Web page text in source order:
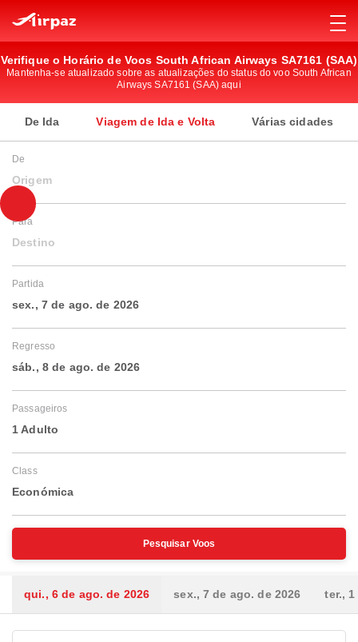
Verifique o Horário de Voos South African Airways SA7161 (SAA)
Mantenha-se atualizado sobre as atualizações do status do voo South African
Airways SA7161 (SAA) aqui
De Ida Viagem de Ida e Volta Várias cidades
De
Origem
Para
Destino
Partida
sex., 7 de ago. de 2026
Regresso
sáb., 8 de ago. de 2026
Passageiros
1 Adulto
Class
Económica
Pesquisar Voos
qui., 6 de ago. de 2026 sex., 7 de ago. de 2026 ter.,